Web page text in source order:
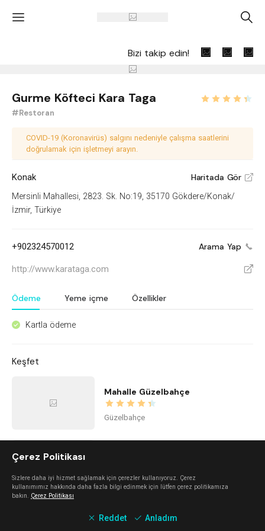
' A
Bizi takip edin!
Gurme Köfteci Kara Taga
#Restoran
COVID-19 (Koronavirüs) salgını nedeniyle çalışma saatlerini
doğrulamak için işletmeyi arayın.
Konak Haritada Gör V
Mersinli Mahallesi, 2823. Sk. No:19, 35170 Gökdere/Konak/
İzmir, Türkiye
+902324570012 Arama Yap
http://www.karataga.com V
Ödeme Yeme içme Özellikler
^ Kartla ödeme
Keşfet
Mahalle Güzelbahçe
Güzelbahçe
Alaçatı
Alaçatı Forte
Çerez Politikası
Sizlere daha iyi hizmet sağlamak için çerezler kullanıyoruz. Çerez
kullanımımız hakkında daha fazla bilgi edinmek için lütfen çerez politikamıza
bakın. Çerez Politikası
Reddet Anladım